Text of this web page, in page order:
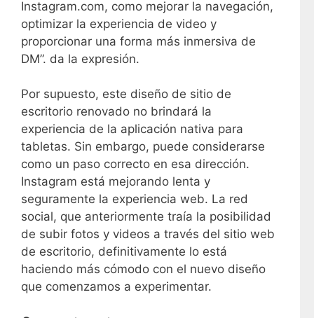
Instagram.com, como mejorar la navegación,
optimizar la experiencia de video y
proporcionar una forma más inmersiva de
DM”. da la expresión.
Por supuesto, este diseño de sitio de
escritorio renovado no brindará la
experiencia de la aplicación nativa para
tabletas. Sin embargo, puede considerarse
como un paso correcto en esa dirección.
Instagram está mejorando lenta y
seguramente la experiencia web. La red
social, que anteriormente traía la posibilidad
de subir fotos y videos a través del sitio web
de escritorio, definitivamente lo está
haciendo más cómodo con el nuevo diseño
que comenzamos a experimentar.